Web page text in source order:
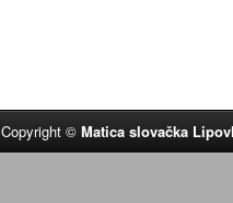
Copyright ©Matica slovačka